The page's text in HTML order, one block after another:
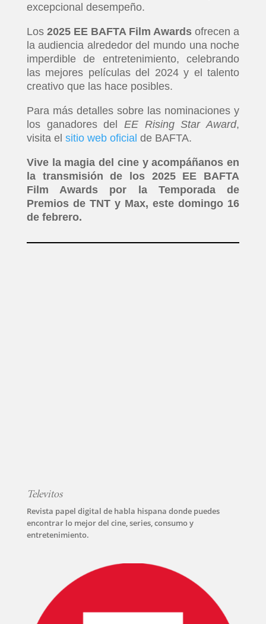
excepcional desempeño.
Los 2025 EE BAFTA Film Awardsofrecen a
la audiencia alrededor del mundo una noche
imperdible de entretenimiento, celebrando
las mejores películas del 2024 y el talento
creativo que las hace posibles.
Para más detalles sobre las nominaciones y
los ganadores del EE Rising Star Award,
visita el sitio web oficial de BAFTA.
Vive la magia del cine y acompáñanos en
la transmisión de los 2025 EE BAFTA
Film Awards por la Temporada de
Premios de TNT y Max, este domingo 16
de febrero.
Televitos
Revista papel digital de habla hispana donde puedes
encontrar lo mejor del cine, series, consumo y
entretenimiento.